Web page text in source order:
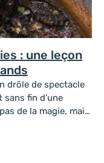
: une leçon
drôle de spectacle
fin d’une
de la magie, mais
une